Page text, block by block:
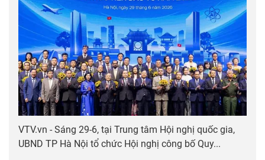
VTV.vn - Sáng 29-6, tại Trung tâm Hội nghị quốc gia,
UBND TP Hà Nội tổ chức Hội nghị công bố Quy...